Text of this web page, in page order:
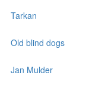
Tarkan
Old blind dogs
Jan Mulder